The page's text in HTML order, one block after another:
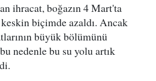
ihracat, boğazın 4 Mart'ta
biçimde azaldı. Ancak
büyük bölümünü
nedenle bu su yolu artık